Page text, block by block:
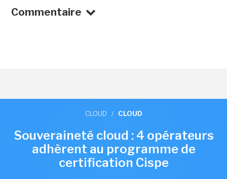
Commentaire
CLOUD / CLOUD
Souveraineté cloud : 4 opérateurs
adhèrent au programme de
certification Cispe